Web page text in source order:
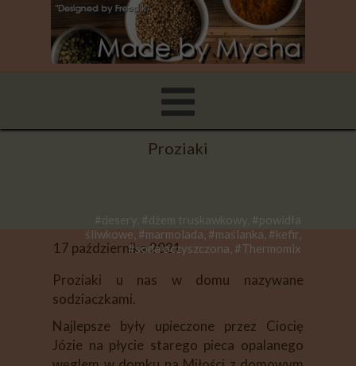
#desery, #dżem truskawkowy, #powidła
śliwkowe, #marmolada, #maślanka, #kefir,
#soda oczyszczona, #Thermomix
17 października 2021
Proziaki
Proziaki u nas w domu nazywane
sodziaczkami.
Najlepsze były upieczone przez Ciocię
Józie na płycie starego pieca opalanego